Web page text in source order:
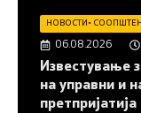
НОВОСТИ•
06.08.2026
Известување
на управни и
претпријатија